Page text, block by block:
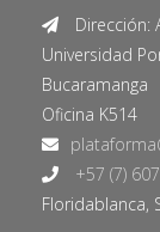
Dirección:
Universidad
Bucaramanga
Oficina K514
+57 (7)
Floridablanca,